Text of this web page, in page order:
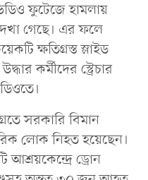
ফুটেজে হামলায়
গেছে। এর ফলে
ক্ষতিগ্রস্ত স্লাইড
কর্মীদের স্ট্রেচার
সরকারি বিমান
লোক নিহত হয়েছেন।
আশ্রয়কেন্দ্রে ড্রোন